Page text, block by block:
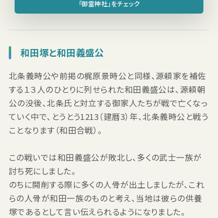
「御霊神社」をチェック
和田塚と和田義盛公
北条義時公や前掲の梶原景時公と同様、源頼家を補佐
する１３人のひとりに列せられた和田義盛公は、源頼朝
公の没後、北条氏と対立する御家人たちが戦で亡くなっ
ていく中で、とうとう1213（建暦3）年、北条義時公と戦う
ことなります（和田合戦）。
この戦いでは和田義盛公が敗北し、多くの武士一族が
討ち死にしました。
のちに開削する際に多くの人骨が出土しましたが、これ
らの人骨が和田一族のものと考え、当地は彼らの供養
塚であるとして言い伝えられるようになりました。